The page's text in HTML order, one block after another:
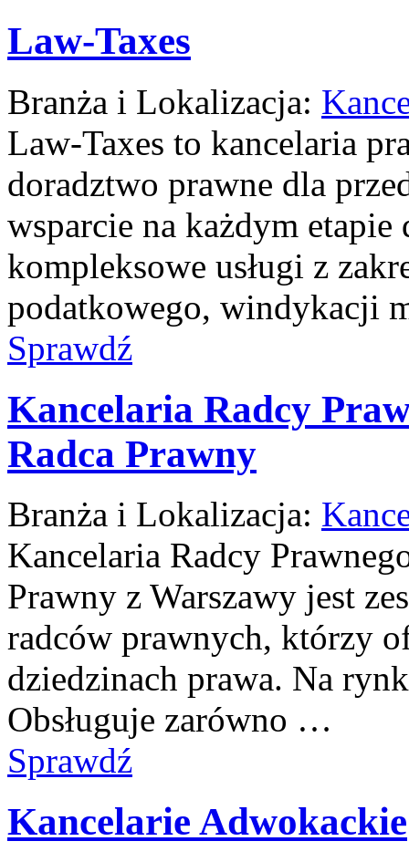
Law-Taxes
Branża i Lokalizacja:
Law-Taxes to kancelaria
doradztwo prawne dla
wsparcie na każdym etapie
kompleksowe usługi z
podatkowego, windykacji
Sprawdź
Kancelaria Radcy
Radca Prawny
Branża i Lokalizacja:
Kancelaria Radcy
Prawny z Warszawy jest
radców prawnych, którzy
dziedzinach prawa. Na
Obsługuje zarówno …
Sprawdź
Kancelarie Adwokackie